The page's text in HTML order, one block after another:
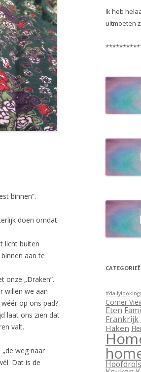
binnen”.
doen omdat
licht buiten
aan te
onze „Draken”.
willen we aan
op ons pad?
laat ons zien dat
valt.
weg naar
Dat is de
Ik heb
uitmoeten
Corner
Eten
Frankrijk
Haken